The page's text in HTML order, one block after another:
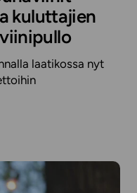
kuluttajien
laatikossa nyt